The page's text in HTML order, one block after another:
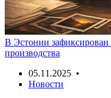
В Эстонии
производства
05.11.2025 •
Новости